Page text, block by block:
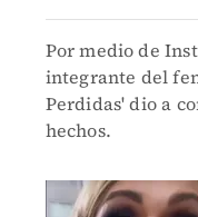
Por medio de
integrante del
Perdidas' dio a
hechos.